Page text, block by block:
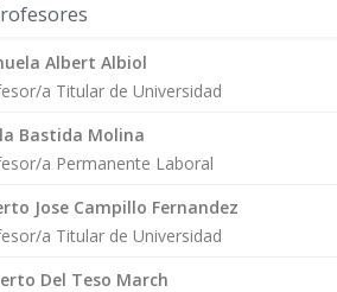
de posgrado.
este Second Year, el alumnado
como en presencial) y decidirá una de
4.0 en las cuales se
colaborativo y multidisciplinar de
este SECOND YEAR, el alumnado
Albert Albiol
a Titular de Universidad
Bastida Molina
a Permanente Laboral
Jose Campillo Fernandez
a Titular de Universidad
Del Teso March